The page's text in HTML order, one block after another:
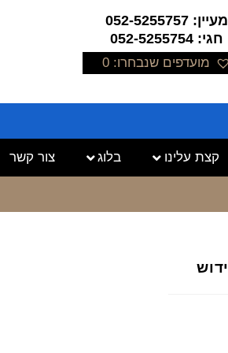
מעיין: 052-5255757
חגי: 052-5255754
מועדפים שנבחרו: 0
קצת עלינו בלוג צור קשר